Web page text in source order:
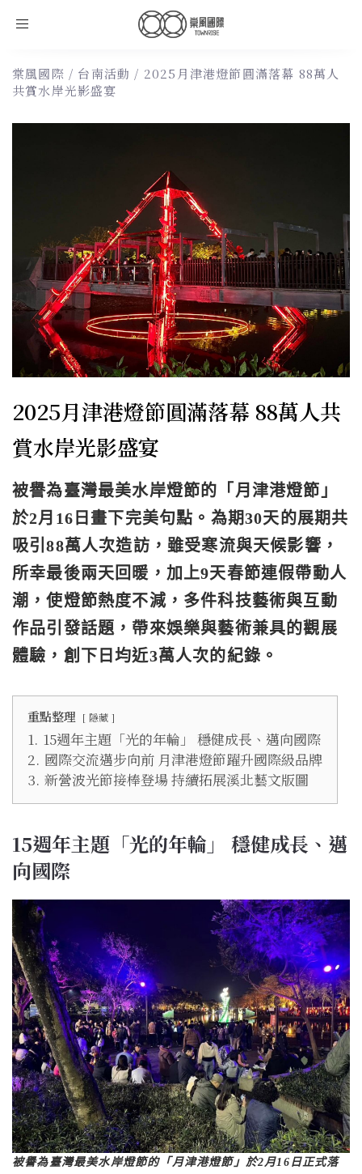
Toggle
棠風國際 / 台南活動 / 2025月津港燈節圓滿落幕 88萬人
共賞水岸光影盛宴
2025月津港燈節圓滿落幕 88萬人共
賞水岸光影盛宴
被譽為臺灣最美水岸燈節的「月津港燈節」
於2月16日畫下完美句點。為期30天的展期共
吸引88萬人次造訪，雖受寒流與天候影響，
所幸最後兩天回暖，加上9天春節連假帶動人
潮，使燈節熱度不減，多件科技藝術與互動
作品引發話題，帶來娛樂與藝術兼具的觀展
體驗，創下 日均近3萬人次的紀錄。
重點整理 隱藏
1. 15週年主題「光的年輪」 穩健成長、邁向國際
2. 國際交流邁步向前 月津港燈節躍升國際級品牌
3. 新營波光節接棒登場 持續拓展溪北藝文版圖
15週年主題「光的年輪」 穩健成長、邁
向國際
被譽為臺灣最美水岸燈節的「月津港燈節」於2月16日正式落